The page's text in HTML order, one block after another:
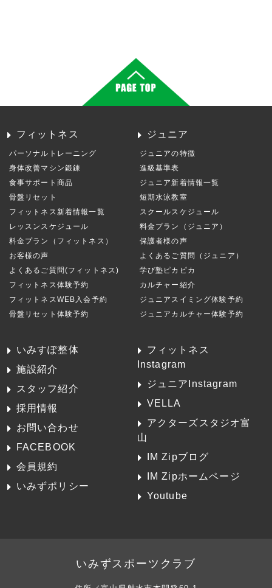
フィットネス
パーソナルトレーニング
身体改善マシン鍛錬
食事サポート商品
骨盤リセット
フィットネス新着情報一覧
レッスンスケジュール
料金プラン（フィットネス）
お客様の声
よくあるご質問(フィットネス)
フィットネス体験予約
フィットネスWEB入会予約
骨盤リセット体験予約
ジュニア
ジュニアの特徴
進級基準表
ジュニア新着情報一覧
短期水泳教室
スクールスケジュール
料金プラン（ジュニア）
保護者様の声
よくあるご質問（ジュニア）
学び塾ピカピカ
カルチャー紹介
ジュニアスイミング体験予約
ジュニアカルチャー体験予約
いみすぽ整体
施設紹介
スタッフ紹介
採用情報
お問い合わせ
FACEBOOK
会員規約
いみずポリシー
フィットネス
Instagram
ジュニアInstagram
VELLA
アクターズスタジオ富
山
IM Zipブログ
IM Zipホームページ
Youtube
いみずスポーツクラブ